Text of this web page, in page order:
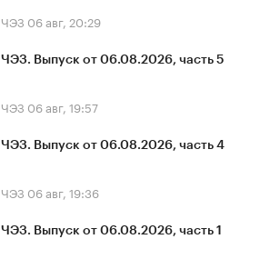
ЧЭЗ 06 авг, 20:29
ЧЭЗ. Выпуск от 06.08.2026, часть 5
ЧЭЗ 06 авг, 19:57
ЧЭЗ. Выпуск от 06.08.2026, часть 4
ЧЭЗ 06 авг, 19:36
ЧЭЗ. Выпуск от 06.08.2026, часть 1